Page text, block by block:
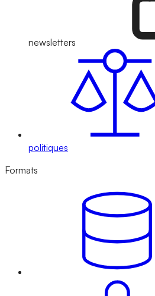
newsletters
politiques
Formats